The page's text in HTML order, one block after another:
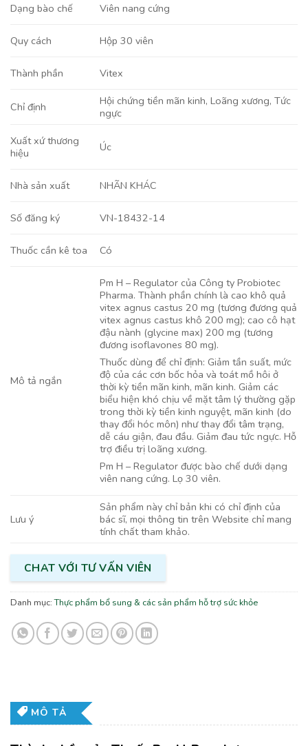
Dạng bào chế Viên nang cứng
Quy cách Hộp 30 viên
Thành phần Vitex
Chỉ định Hội chứng tiền mãn kinh,Loãng xương,Tức
ngực
Xuất xứ thương
hiệu
Úc
Nhà sản xuất NHÃN KHÁC
Số đăng ký VN-18432-14
Thuốc cần kê toa Có
Mô tả ngắn
Pm H – Regulator của Công ty Probiotec
Pharma. Thành phần chính là cao khô quả
vitex agnus castus 20 mg (tương đương quả
vitex agnus castus khô 200 mg); cao cô hạt
đậu nành (glycine max) 200 mg (tương
đương isoflavones 80 mg).
Thuốc dùng để chỉ định: Giảm tần suất, mức
độ của các cơn bốc hỏa và toát mồ hôi ở
thời kỳ tiền mãn kinh, mãn kinh. Giảm các
biểu hiện khó chịu về mặt tâm lý thường gặp
trong thời kỳ tiền kinh nguyệt, mãn kinh (do
thay đổi hóc môn) như thay đổi tâm trạng,
dễ cáu giận, đau đầu. Giảm đau tức ngực. Hỗ
trợ điều trị loãng xương.
Pm H – Regulator được bào chế dưới dạng
viên nang cứng. Lọ 30 viên.
Lưu ý
Sản phẩm này chỉ bản khi có chỉ định của
bác sĩ, mọi thông tin trên Website chỉ mang
tính chất tham khảo.
CHAT VỚI TƯ VẤN VIÊN
Danh mục:Thực phẩm bổ sung & các sản phẩm hỗ trợ sức khỏe
MÔ TẢ